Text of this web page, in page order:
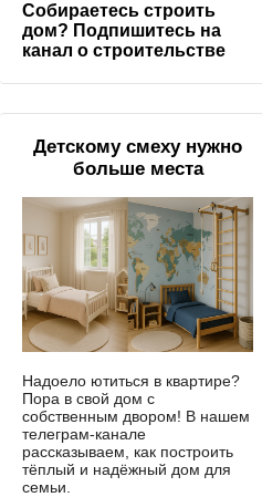
Собираетесь строить
дом? Подпишитесь на
канал о строительстве
Детскому смеху нужно
больше места
Надоело ютиться в квартире?
Пора в свой дом с
собственным двором! В нашем
телеграм-канале
рассказываем, как построить
тёплый и надёжный дом для
семьи.